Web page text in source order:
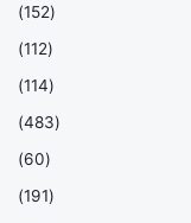
(152)
(112)
(114)
(483)
(60)
(191)